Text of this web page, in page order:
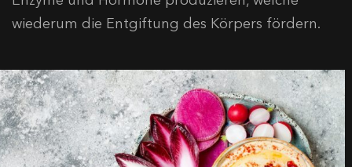
wiederum die Entgiftung des Körpers fördern.